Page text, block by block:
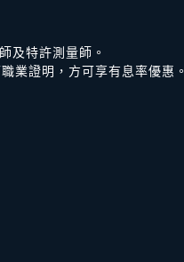
及特許測量師。
業證明，方可享有息率優惠。